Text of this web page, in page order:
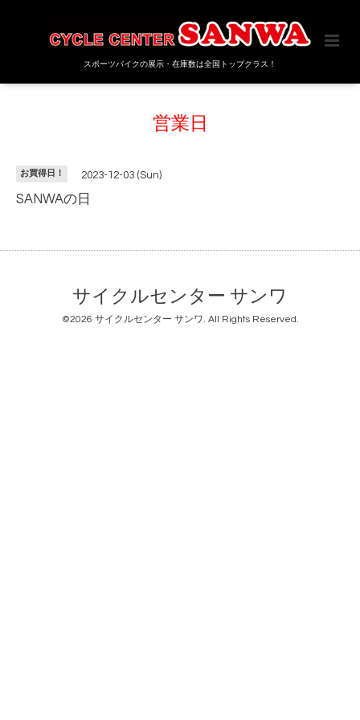
スポーツバイクの展示・在庫数は全国トップクラス！
営業日
お買得日！ 2023-12-03 (Sun)
SANWAの日
サイクルセンター サンワ
©2026 サイクルセンター サンワ. All Rights Reserved.